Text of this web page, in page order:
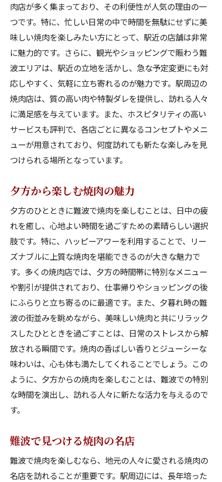
焼肉が更に美味しくなるハッピーアワー
お得に楽しむ焼肉ランチ
ハッピーアワーでしか味わえない特別メニ
ュー
難波で焼肉の楽しみ方—駅近の魅力
駅近だからこそ楽しめる焼肉の利点
焼肉と共に楽しむ難波の夜景
駅近の焼肉店を選ぶ理由
観光と焼肉の絶妙な組み合わせ
駅周辺の隠れた焼肉名店
焼肉とハッピーアワーが難波で心も体も癒す理
由
焼肉で得られるリラックス効果
ハッピーアワーで心地よいひととき
難波の焼肉店が提供する至福の時間
焼肉と共に楽しむリフレッシュタイム
心身を満たす焼肉とお酒の組み合わせ
難波での癒しの時間を焼肉で
観光の後に最適な焼肉スポット—難波駅周辺
観光帰りに立ち寄れる焼肉店
焼肉で疲れた体を癒す方法
疲れを吹き飛ばす焼肉スポット
難波で焼肉を堪能する心温まるひととき
焼肉で心を温める夕食の楽しみ方
肉店が多く集まっており、その利便性が人気の理由の一
つです。特に、忙しい日常の中で時間を無駄にせずに美
味しい焼肉を楽しみたい方にとって、駅近の店舗は非常
に魅力的です。さらに、観光やショッピングで賑わう難
波エリアは、駅近の立地を活かし、急な予定変更にも対
応しやすく、気軽に立ち寄れるのが魅力です。駅周辺の
焼肉店は、質の高い肉や特製ダレを提供し、訪れる人々
に満足感を与えています。また、ホスピタリティの高い
サービスも評判で、各店ごとに異なるコンセプトやメニ
ューが用意されており、何度訪れても新たな楽しみを見
つけられる場所となっています。
夕方から楽しむ焼肉の魅力
夕方のひとときに難波で焼肉を楽しむことは、日中の疲
れを癒し、心地よい時間を過ごすための素晴らしい選択
肢です。特に、ハッピーアワーを利用することで、リー
ズナブルに上質な焼肉を堪能できるのが大きな魅力で
す。多くの焼肉店では、夕方の時間帯に特別なメニュー
や割引が提供されており、仕事帰りやショッピングの後
にふらりと立ち寄るのに最適です。また、夕暮れ時の難
波の街並みを眺めながら、美味しい焼肉と共にリラック
スしたひとときを過ごすことは、日常のストレスから解
放される瞬間です。焼肉の香ばしい香りとジューシーな
味わいは、心も体も満たしてくれることでしょう。この
ように、夕方からの焼肉を楽しむことは、難波での特別
な時間を演出し、訪れる人々に新たな活力を与えるので
す。
難波で見つける焼肉の名店
難波で焼肉を楽しむなら、地元の人々に愛される焼肉の
名店を訪れることが重要です。駅周辺には、長年培った